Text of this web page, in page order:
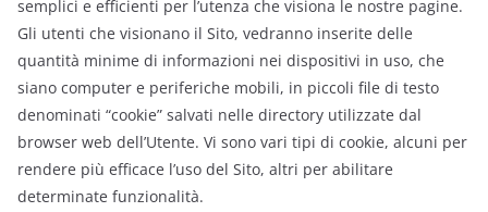
semplici e efficienti per l’utenza che visiona le nostre pagine.
Gli utenti che visionano il Sito, vedranno inserite delle
quantità minime di informazioni nei dispositivi in uso, che
siano computer e periferiche mobili, in piccoli file di testo
denominati “cookie” salvati nelle directory utilizzate dal
browser web dell’Utente. Vi sono vari tipi di cookie, alcuni per
rendere più efficace l’uso del Sito, altri per abilitare
determinate funzionalità.